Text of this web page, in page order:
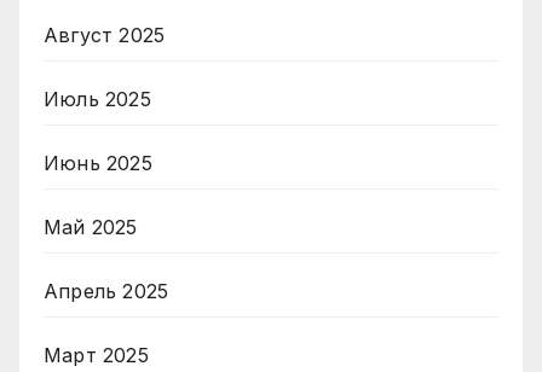
Август 2025
Июль 2025
Июнь 2025
Май 2025
Апрель 2025
Март 2025